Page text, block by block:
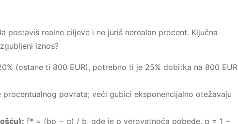
postaviš realne ciljeve i ne juriš nerealan procent. Ključna
iznos?
(ostane ti 800 EUR), potrebno ti je 25% dobitka na 800 EUR
povrata; veći gubici eksponencijalno otežavaju
f* = (bp − q) / b, gde je p verovatnoća pobede, q = 1 −